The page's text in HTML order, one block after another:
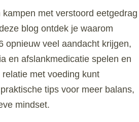
met verstoord eetgedrag
blog ontdek je waarom
opnieuw veel aandacht krijgen,
en afslankmedicatie spelen en
met voeding kunt
tips voor meer balans,
mindset.